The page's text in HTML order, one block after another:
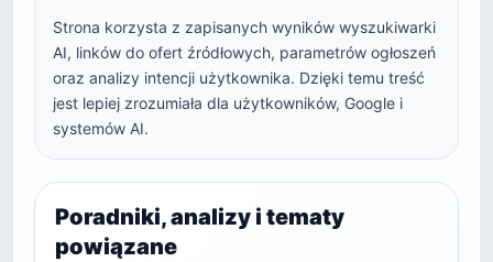
Strona korzysta z zapisanych wyników wyszukiwarki
AI, linków do ofert źródłowych, parametrów ogłoszeń
oraz analizy intencji użytkownika. Dzięki temu treść
jest lepiej zrozumiała dla użytkowników, Google i
systemów AI.
Poradniki, analizy i tematy
powiązane